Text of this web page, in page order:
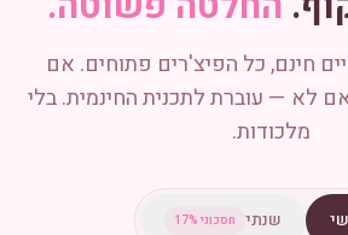
חינם, כל הפיצ'רים פתוחים. אם
לא — עוברת לתכנית החינמית. בלי
מלכודות.
שנתי חסכוני 17%